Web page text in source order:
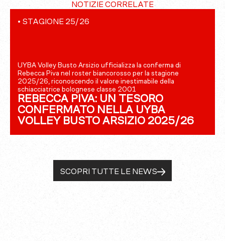
NOTIZIE CORRELATE
• STAGIONE 25/26
UYBA Volley Busto Arsizio ufficializza la conferma di
Rebecca Piva nel roster biancorosso per la stagione
2025/26, riconoscendo il valore inestimabile della
schiacciatrice bolognese classe 2001
REBECCA PIVA: UN TESORO
CONFERMATO NELLA UYBA
VOLLEY BUSTO ARSIZIO 2025/26
SCOPRI TUTTE LE NEWS